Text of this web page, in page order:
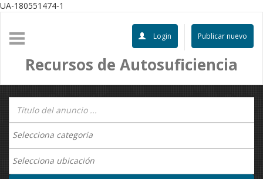
UA-180551474-1
Publicar nuevo
Login
Recursos de Autosuficiencia